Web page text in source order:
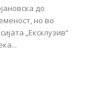
до
но во
„Ексклузив“